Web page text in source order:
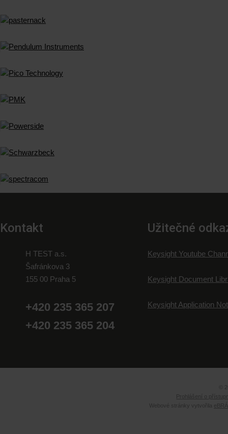
Kontakt
H TEST a.s.
Šafránkova 3
155 00 Praha 5
+420 235 365 207
+420 235 365 204
Užitečné
Keysight Youtube
Keysight Document
Keysight Application
Prohlášení o
Webové stránky vytvořila